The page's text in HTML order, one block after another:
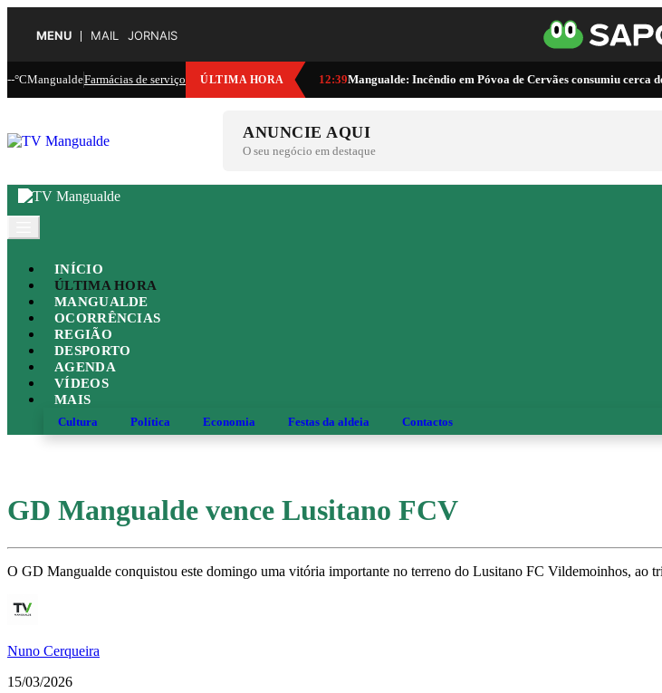
MENU MAIL JORNAIS
--°CMangualdeFarmácias de serviço ÚLTIMA HORA 12:39Mangualde: Incêndio em Póvoa de Cervães consumiu cerca
ANUNCIE AQUI
O seu negócio em destaque
INÍCIO
ÚLTIMA HORA
MANGUALDE
OCORRÊNCIAS
REGIÃO
DESPORTO
AGENDA
VÍDEOS
MAIS
Cultura Política Economia Festas da aldeia Contactos
GD Mangualde vence Lusitano FCV
O GD Mangualde conquistou este domingo uma vitória importante no terreno do Lusitano FC Vildemoinhos, ao
Nuno Cerqueira
15/03/2026